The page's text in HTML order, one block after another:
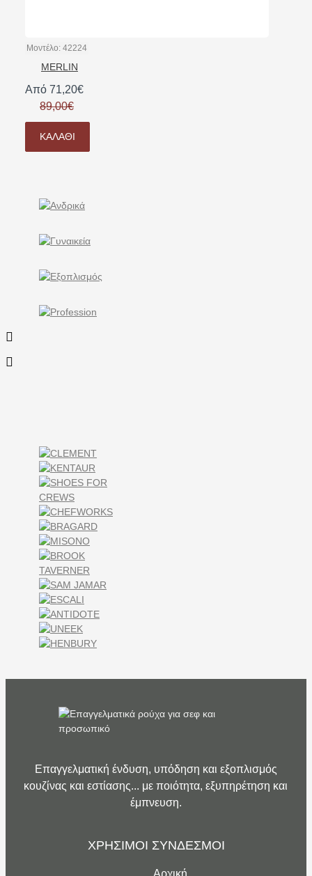
Μοντέλο: 42224
MERLIN
Από 71,20€
89,00€
ΚΑΛΆΘΙ
Επαγγελματική ένδυση, υπόδηση και εξοπλισμός
κουζίνας και εστίασης... με ποιότητα, εξυπηρέτηση και
έμπνευση.
ΧΡΗΣΙΜΟΙ ΣΥΝΔΕΣΜΟΙ
Αρχική